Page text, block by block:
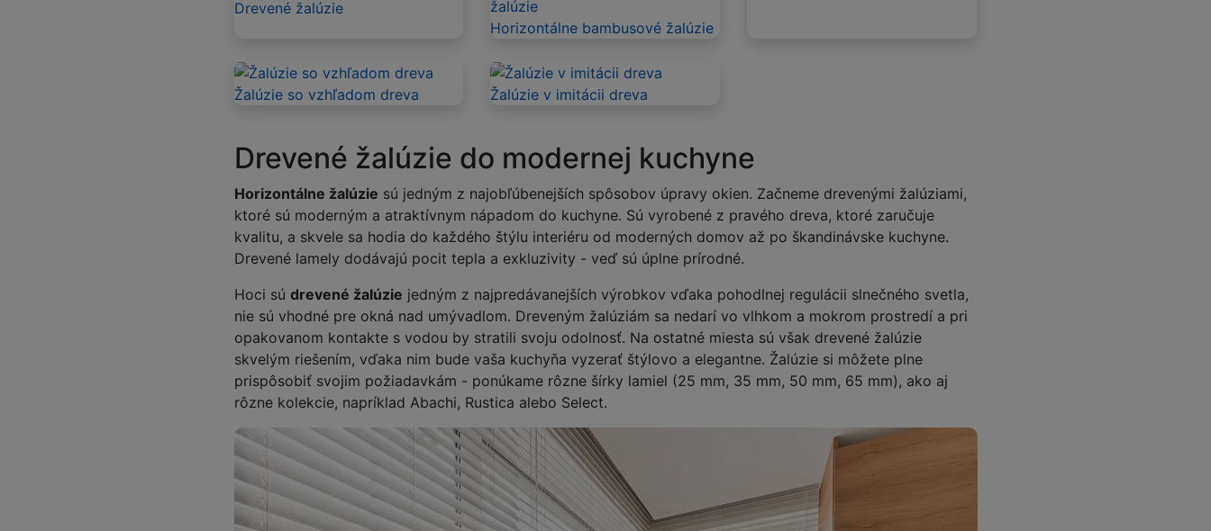
Drevené žalúzie
Horizontálne bambusové žalúzie
Žalúzie so vzhľadom dreva Žalúzie v imitácii dreva
Drevené žalúzie do modernej kuchyne
Horizontálne žalúzie sú jedným z najobľúbenejších spôsobov úpravy okien. Začneme drevenými žalúziami,
ktoré sú moderným a atraktívnym nápadom do kuchyne. Sú vyrobené z pravého dreva, ktoré zaručuje
kvalitu, a skvele sa hodia do každého štýlu interiéru od moderných domov až po škandinávske kuchyne.
Drevené lamely dodávajú pocit tepla a exkluzivity - veď sú úplne prírodné.
Hoci sú drevené žalúzie jedným z najpredávanejších výrobkov vďaka pohodlnej regulácii slnečného svetla,
nie sú vhodné pre okná nad umývadlom. Dreveným žalúziám sa nedarí vo vlhkom a mokrom prostredí a pri
opakovanom kontakte s vodou by stratili svoju odolnosť. Na ostatné miesta sú však drevené žalúzie
skvelým riešením, vďaka nim bude vaša kuchyňa vyzerať štýlovo a elegantne. Žalúzie si môžete plne
prispôsobiť svojim požiadavkám - ponúkame rôzne šírky lamiel (25 mm, 35 mm, 50 mm, 65 mm), ako aj
rôzne kolekcie, napríklad Abachi, Rustica alebo Select.